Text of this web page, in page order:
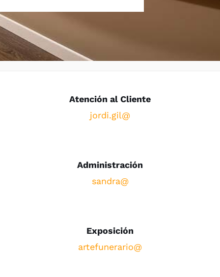
Atención al Cliente
jordi.gil@
Administración
sandra@
Exposición
artefunerario@